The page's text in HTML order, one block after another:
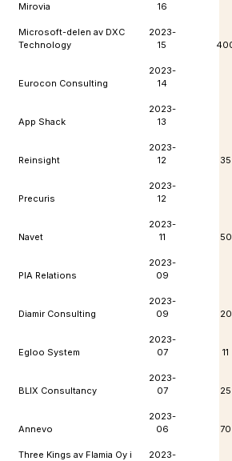
Mirovia
16
Microsoft-delen av DXC
Technology
2023-
15
Eurocon Consulting
2023-
14
App Shack
2023-
13
Reinsight
2023-
12
35
Precuris
2023-
12
Navet
2023-
11
50
PIA Relations
2023-
09
Diamir Consulting
2023-
09
20
Egloo System
2023-
07
11
BLIX Consultancy
2023-
07
25
Annevo
2023-
06
70
Three Kings av Flamia Oy i
2023-